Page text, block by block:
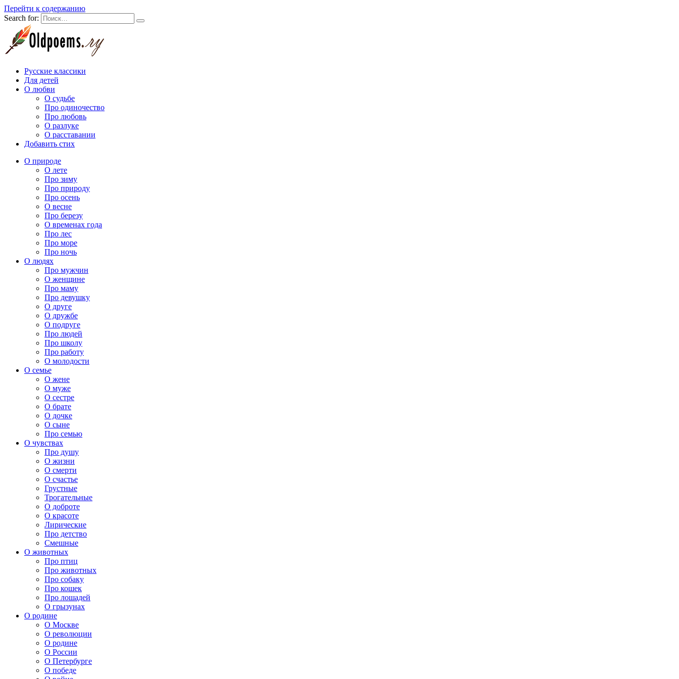
Перейти к содержанию
Search for:
Русские классики
Для детей
О любви
О судьбе
Про одиночество
Про любовь
О разлуке
О расставании
Добавить стих
О природе
О лете
Про зиму
Про природу
Про осень
О весне
Про березу
О временах года
Про лес
Про море
Про ночь
О людях
Про мужчин
О женщине
Про маму
Про девушку
О друге
О дружбе
О подруге
Про людей
Про школу
Про работу
О молодости
О семье
О жене
О муже
О сестре
О брате
О дочке
О сыне
Про семью
О чувствах
Про душу
О жизни
О смерти
О счастье
Грустные
Трогательные
О доброте
О красоте
Лирические
Про детство
Смешные
О животных
Про птиц
Про животных
Про собаку
Про кошек
Про лошадей
О грызунах
О родине
О Москве
О революции
О родине
О России
О Петербурге
О победе